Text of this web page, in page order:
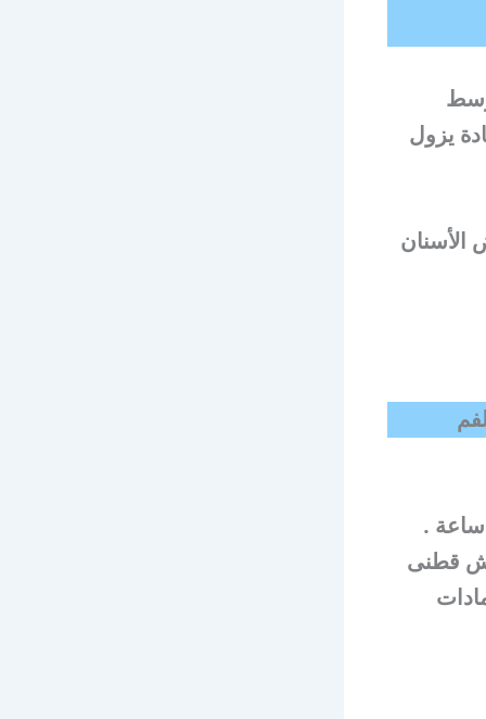
يزول
الأسنان
.
قطنى